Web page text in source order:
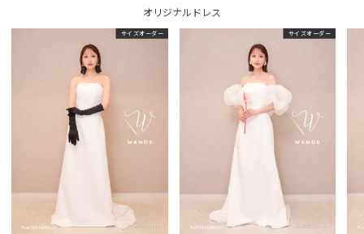
オリジナルドレス
サイズオーダー サイズオーダー